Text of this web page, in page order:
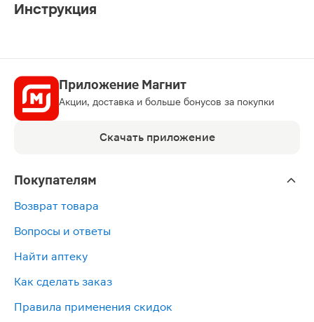
Инструкция
Приложение Магнит
Акции, доставка и больше бонусов за покупки
Скачать приложение
Покупателям
Возврат товара
Вопросы и ответы
Найти аптеку
Как сделать заказ
Правила применения скидок